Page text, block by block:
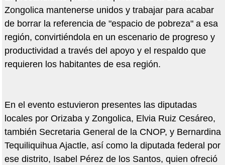
Zongolica mantenerse unidos y trabajar para acabar
de borrar la referencia de "espacio de pobreza" a esa
región, convirtiéndola en un escenario de progreso y
productividad a través del apoyo y el respaldo que
requieren los habitantes de esa región.
En el evento estuvieron presentes las diputadas
locales por Orizaba y Zongolica, Elvia Ruiz Cesáreo,
también Secretaria General de la CNOP, y Bernardina
Tequiliquihua Ajactle, así como la diputada federal por
ese distrito, Isabel Pérez de los Santos, quien ofreció